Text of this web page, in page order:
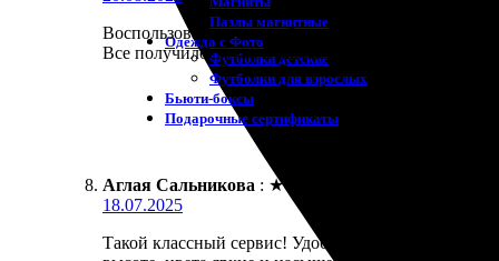
Пазлы магнитные
Одежда с Фото
Футболки детские
Футболки для взрослых
Бьюти-боксы
Подарочные сертификаты
Воспользовалась услугой печати фотокниги.
Все получилось, как я задумала. Рекомендую всем!
Аглая Сальникова : ★
18.07.2025
Такой классный сервис! Удобный интерфейс,